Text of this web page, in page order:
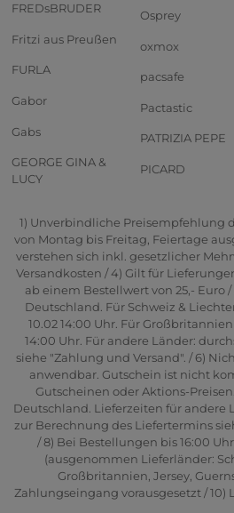
FREDsBRUDER
Fritzi aus Preußen
FURLA
Gabor
Gabs
GEORGE GINA &
LUCY
Osprey
oxmox
pacsafe
Pactastic
PATRIZIA PEPE
PICARD
1) Unverbindliche Preisempfehlung
von Montag bis Freitag, Feiertage
verstehen sich inkl. gesetzlicher
Versandkosten / 4) Gilt für
ab einem Bestellwert von 25,- Euro
Deutschland. Für Schweiz &
10.02 14:00 Uhr. Für
14:00 Uhr. Für andere Länder:
siehe "Zahlung und Versand". / 6)
anwendbar. Gutschein ist nicht
Gutscheinen oder Aktions-
Deutschland. Lieferzeiten für andere
zur Berechnung des Liefertermins
/ 8) Bei Bestellungen bis 16:00
(ausgenommen Lieferländer:
Großbritannien, Jersey,
Zahlungseingang vorausgesetzt / 10)